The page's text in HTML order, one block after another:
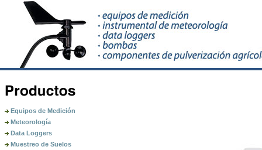
Equipos de Medición
Meteorología
Data Loggers
Muestreo de Suelos